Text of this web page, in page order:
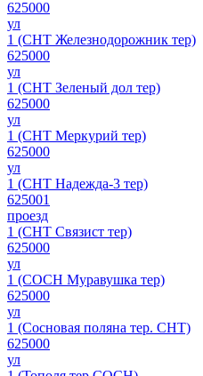
625000
ул
1 (СНТ Железнодорожник тер)
625000
ул
1 (СНТ Зеленый дол тер)
625000
ул
1 (СНТ Меркурий тер)
625000
ул
1 (СНТ Надежда-3 тер)
625001
проезд
1 (СНТ Связист тер)
625000
ул
1 (СОСН Муравушка тер)
625000
ул
1 (Сосновая поляна тер. СНТ)
625000
ул